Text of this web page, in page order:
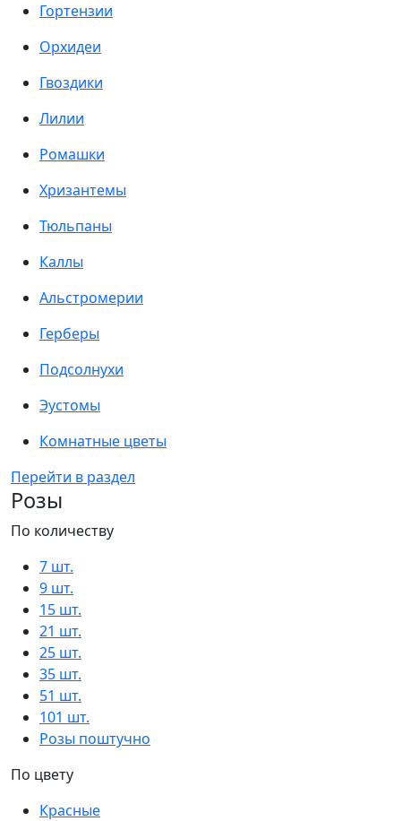
Гортензии
Орхидеи
Гвоздики
Лилии
Ромашки
Хризантемы
Тюльпаны
Каллы
Альстромерии
Герберы
Подсолнухи
Эустомы
Комнатные цветы
Перейти в раздел
Розы
По количеству
7 шт.
9 шт.
15 шт.
21 шт.
25 шт.
35 шт.
51 шт.
101 шт.
Розы поштучно
По цвету
Красные